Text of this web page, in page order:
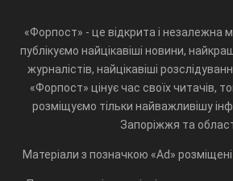
«Форпост» - це відкрита і незалежна
публікуємо найцікавіші новини,
журналістів, найцікавіші
«Форпост» цінує час своїх читачів,
розміщуємо тільки найважливішу
Запоріжжя та
Матеріали з позначкою «Ad»